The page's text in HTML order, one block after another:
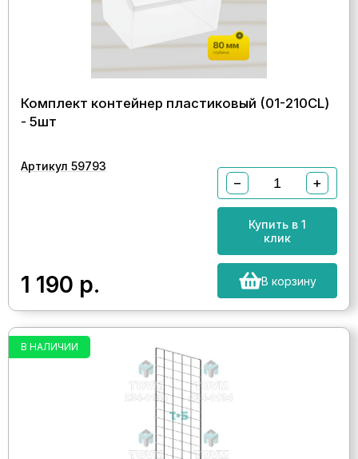
Комплект контейнер пластиковый (01-210CL)
- 5шт
Артикул 59793
1 190 р.
− +
Купить в 1
клик
В корзину
В НАЛИЧИИ